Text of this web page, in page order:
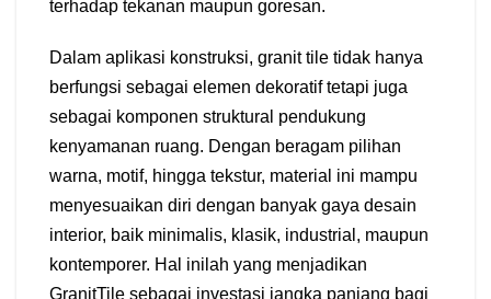
terhadap tekanan maupun goresan.
Dalam aplikasi konstruksi, granit tile tidak hanya
berfungsi sebagai elemen dekoratif tetapi juga
sebagai komponen struktural pendukung
kenyamanan ruang. Dengan beragam pilihan
warna, motif, hingga tekstur, material ini mampu
menyesuaikan diri dengan banyak gaya desain
interior, baik minimalis, klasik, industrial, maupun
kontemporer. Hal inilah yang menjadikan
GranitTile sebagai investasi jangka panjang bagi